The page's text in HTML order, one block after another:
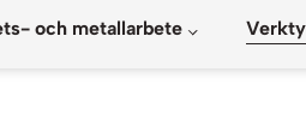
och metallarbete